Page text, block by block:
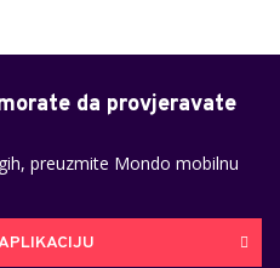
da provjeravate
preuzmite Mondo mobilnu